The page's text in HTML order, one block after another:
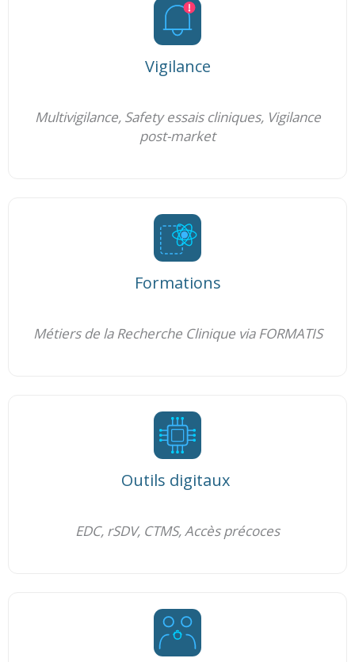
Vigilance
Multivigilance, Safety essais cliniques, Vigilance
post-market
Formations
Métiers de la Recherche Clinique via FORMATIS
Outils digitaux
EDC, rSDV, CTMS, Accès précoces